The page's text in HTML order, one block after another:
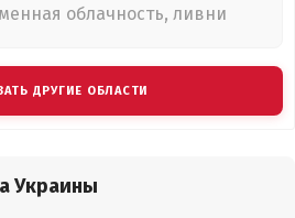
облачность, ливни
ДРУГИЕ ОБЛАСТИ
Украины